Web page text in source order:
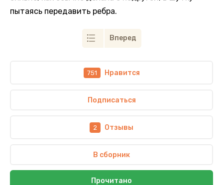
пытаясь передавить ребра.
Вперед
751 Нравится
Подписаться
2 Отзывы
В сборник
Прочитано